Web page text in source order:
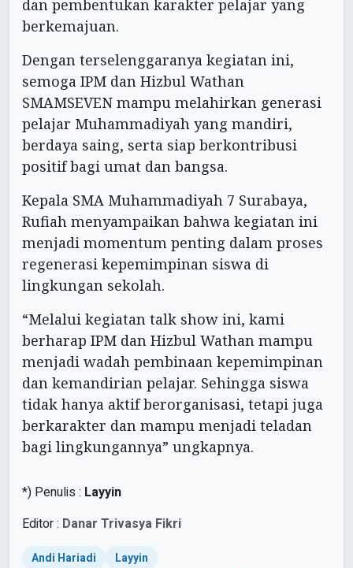
dan pembentukan karakter pelajar yang
berkemajuan.
Dengan terselenggaranya kegiatan ini,
semoga IPM dan Hizbul Wathan
SMAMSEVEN mampu melahirkan generasi
pelajar Muhammadiyah yang mandiri,
berdaya saing, serta siap berkontribusi
positif bagi umat dan bangsa.
Kepala SMA Muhammadiyah 7 Surabaya,
Rufiah menyampaikan bahwa kegiatan ini
menjadi momentum penting dalam proses
regenerasi kepemimpinan siswa di
lingkungan sekolah.
“Melalui kegiatan talk show ini, kami
berharap IPM dan Hizbul Wathan mampu
menjadi wadah pembinaan kepemimpinan
dan kemandirian pelajar. Sehingga siswa
tidak hanya aktif berorganisasi, tetapi juga
berkarakter dan mampu menjadi teladan
bagi lingkungannya” ungkapnya.
*) Penulis : Layyin
Editor : Danar Trivasya Fikri
Andi Hariadi
Layyin